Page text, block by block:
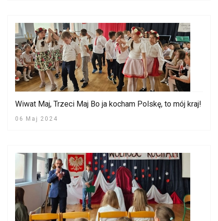
Wiwat Maj, Trzeci Maj Bo ja kocham Polskę, to mój kraj!
06 Maj 2024